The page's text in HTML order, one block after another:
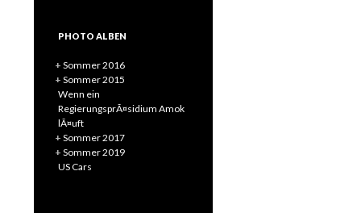
PHOTO ALBEN
+ Sommer 2016
+ Sommer 2015
Wenn ein
RegierungsprÃ¤sidium Amok
lÃ¤uft
+ Sommer 2017
+ Sommer 2019
US Cars